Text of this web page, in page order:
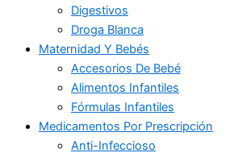
Digestivos
Droga Blanca
Maternidad Y Bebés
Accesorios De Bebé
Alimentos Infantiles
Fórmulas Infantiles
Medicamentos Por Prescripción
Anti-Infeccioso